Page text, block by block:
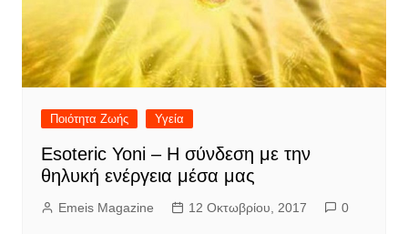
Ποιότητα Ζωής Υγεία
Esoteric Yoni – Η σύνδεση με την
θηλυκή ενέργεια μέσα μας
Emeis Magazine 12 Οκτωβρίου, 2017 0